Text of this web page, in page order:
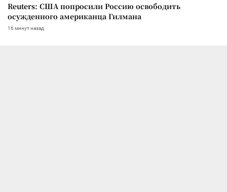
Reuters: США попросили Россию освободить
осужденного американца Гилмана
16 минут назад